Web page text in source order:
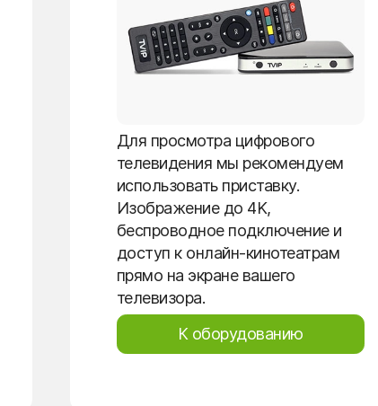
Для просмотра цифрового
телевидения мы рекомендуем
использовать приставку.
Изображение до 4K,
беспроводное подключение и
доступ к онлайн-кинотеатрам
прямо на экране вашего
телевизора.
К оборудованию